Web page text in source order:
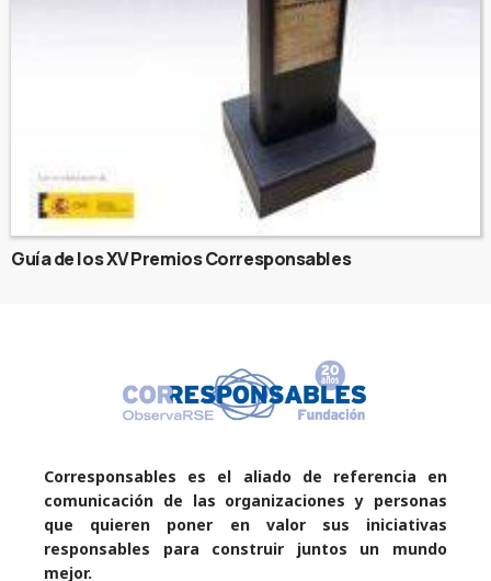
Guía de los XV Premios Corresponsables
Corresponsables es el aliado de referencia en
comunicación de las organizaciones y personas
que quieren poner en valor sus iniciativas
responsables para construir juntos un mundo
mejor.